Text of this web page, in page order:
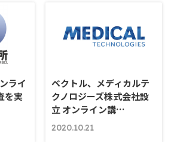
ライ
を実
ベクトル、メディカルテ
クノロジーズ株式会社設
立 オンライン講…
2020.10.21